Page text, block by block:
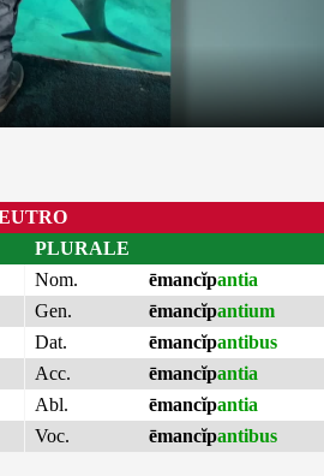
PLURALE
Nom.
ēmancĭpantia
Gen.
ēmancĭpantium
Dat.
ēmancĭpantibus
Acc.
ēmancĭpantia
Abl.
ēmancĭpantia
Voc.
ēmancĭpantibus